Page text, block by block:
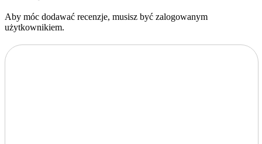
Aby móc dodawać recenzje, musisz być zalogowanym
użytkownikiem.